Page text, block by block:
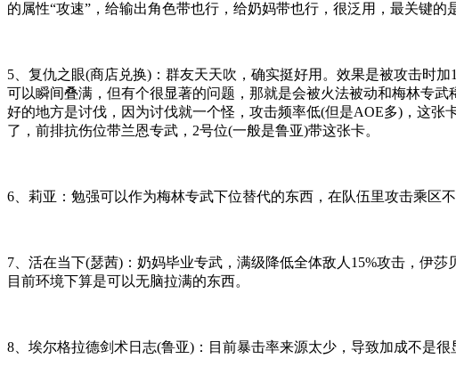
的属性“攻速”，给输出角色带也行，给奶妈带也行，很泛用，最关键
5、 复仇之眼(商店兑换)：群友天天吹，确实挺好用。效果是被攻击时
可以瞬间叠满，但有个很显著的问题，那就是会被火法被动和梅林专
好的地方是讨伐，因为讨伐就一个怪，攻击频率低(但是AOE多)，这
了，前排抗伤位带兰恩专武，2号位(一般是鲁亚)带这张卡。
6、莉亚：勉强可以作为梅林专武下位替代的东西，在队伍里攻击乘区
7、 活在当下(瑟茜)：奶妈毕业专武，满级降低全体敌人15%攻击，伊
目前环境下算是可以无脑拉满的东西。
8、 埃尔格拉德剑术日志(鲁亚)：目前暴击率来源太少，导致加成不是